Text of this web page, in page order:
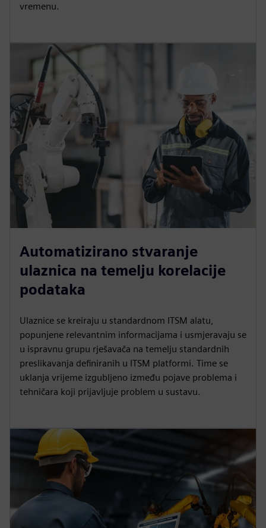
vremenu.
Automatizirano stvaranje
ulaznica na temelju korelacije
podataka
Ulaznice se kreiraju u standardnom ITSM alatu,
popunjene relevantnim informacijama i usmjeravaju se
u ispravnu grupu rješavača na temelju standardnih
preslikavanja definiranih u ITSM platformi. Time se
uklanja vrijeme izgubljeno između pojave problema i
tehničara koji prijavljuje problem u sustavu.